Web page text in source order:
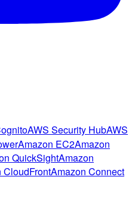
AWS Security HubAWS
Amazon EC2Amazon
QuickSightAmazon
CloudFrontAmazon Connect